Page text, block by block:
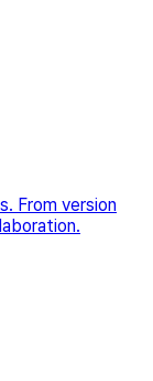
From version